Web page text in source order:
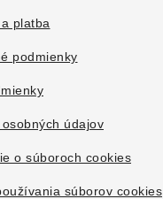
platba
podmienky
údajov
o súboroch cookies
súborov cookies